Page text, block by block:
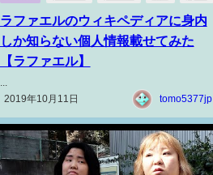
ラファエルのウィキペディアに身内
しか知らない個人情報載せてみた
【ラファエル】
2019年10月11日
tomo5377jp